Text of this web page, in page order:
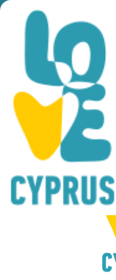
You are here: Home »
Gastronomy
» VINILYO
VINILYO